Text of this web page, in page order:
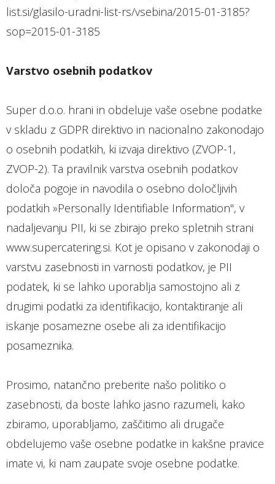
list.si/glasilo-uradni-list-rs/vsebina/2015-01-3185?
sop=2015-01-3185
Varstvo osebnih podatkov
Super d.o.o. hrani in obdeluje vaše osebne podatke
v skladu z GDPR direktivo in nacionalno zakonodajo
o osebnih podatkih, ki izvaja direktivo (ZVOP-1,
ZVOP-2). Ta pravilnik varstva osebnih podatkov
določa pogoje in navodila o osebno določljivih
podatkih »Personally Identifiable Information", v
nadaljevanju PII, ki se zbirajo preko spletnih strani
www.supercatering.si. Kot je opisano v zakonodaji o
varstvu zasebnosti in varnosti podatkov, je PII
podatek, ki se lahko uporablja samostojno ali z
drugimi podatki za identifikacijo, kontaktiranje ali
iskanje posamezne osebe ali za identifikacijo
posameznika.
Prosimo, natančno preberite našo politiko o
zasebnosti, da boste lahko jasno razumeli, kako
zbiramo, uporabljamo, zaščitimo ali drugače
obdelujemo vaše osebne podatke in kakšne pravice
imate vi, ki nam zaupate svoje osebne podatke.